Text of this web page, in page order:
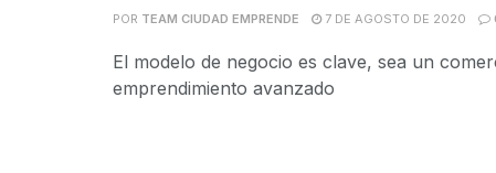
POR TEAM CIUDAD EMPRENDE 7 DE AGOSTO DE 2020
El modelo de negocio es clave, sea un
emprendimiento avanzado